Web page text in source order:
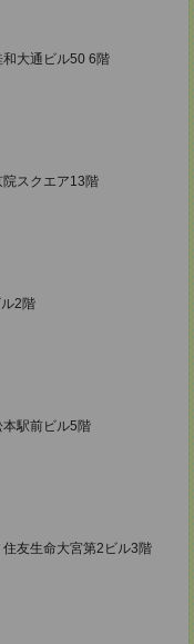
大通ビル50 6階
スクエア13階
2階
駅前ビル5階
友生命大宮第2ビル3階